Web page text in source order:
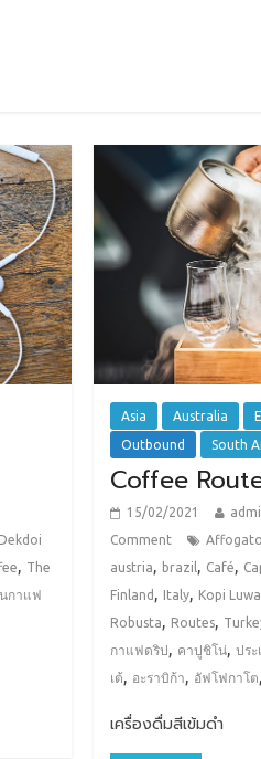
Dekdoi
, The
กาแฟ
Asia Australia
Outbound
South
Coffee
15/02/2021
Comment
Affogato
austria, brazil , Café,
Finland , Italy, Kopi
Robusta, Routes,
กาแฟดริป, คาปูชิโน่,ปร
เต้, อะราบิก้า, อัฟโฟกาโต,
เครื่องดื่มสีเข้มดำ